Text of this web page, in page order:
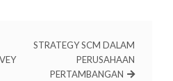
STRATEGY SCM DALAM
PERUSAHAAN
PERTAMBANGAN